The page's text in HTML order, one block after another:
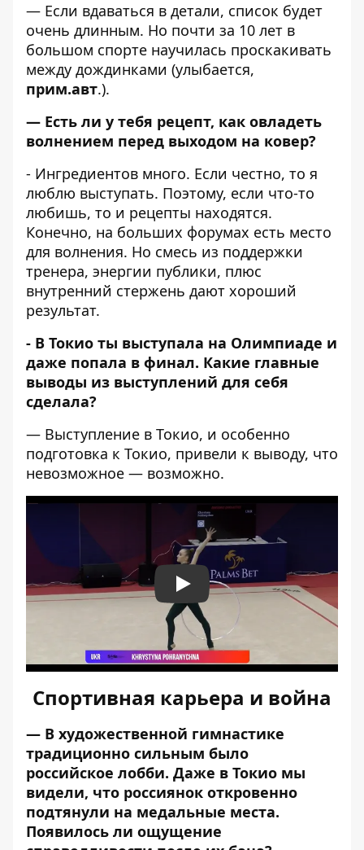
— Если вдаваться в детали, список будет
очень длинным. Но почти за 10 лет в
большом спорте научилась проскакивать
между дождинками (улыбается,
прим.авт.).
— Есть ли у тебя рецепт, как овладеть
волнением перед выходом на ковер?
- Ингредиентов много. Если честно, то я
люблю выступать. Поэтому, если что-то
любишь, то и рецепты находятся.
Конечно, на больших форумах есть место
для волнения. Но смесь из поддержки
тренера, энергии публики, плюс
внутренний стержень дают хороший
результат.
- В Токио ты выступала на Олимпиаде и
даже попала в финал. Какие главные
выводы из выступлений для себя
сделала?
— Выступление в Токио, и особенно
подготовка к Токио, привели к выводу, что
невозможное — возможно.
Play
Спортивная карьера и война
— В художественной гимнастике
традиционно сильным было
российское лобби. Даже в Токио мы
видели, что россиянок откровенно
подтянули на медальные места.
Появилось ли ощущение